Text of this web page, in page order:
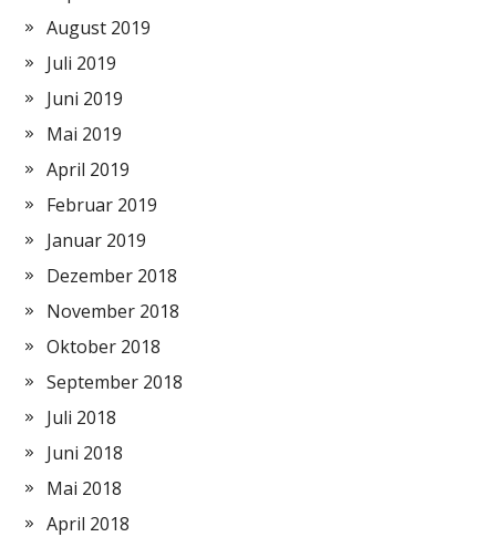
August 2019
Juli 2019
Juni 2019
Mai 2019
April 2019
Februar 2019
Januar 2019
Dezember 2018
November 2018
Oktober 2018
September 2018
Juli 2018
Juni 2018
Mai 2018
April 2018